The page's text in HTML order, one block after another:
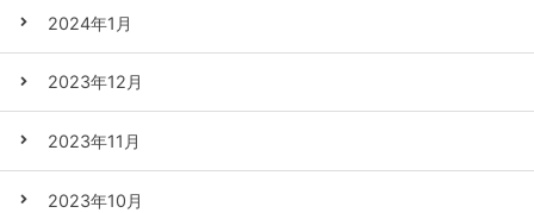
2024年1月
2023年12月
2023年11月
2023年10月